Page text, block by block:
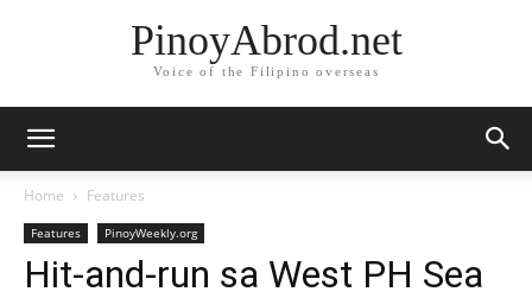
PinoyAbrod.net
Voice of the Filipino overseas
Home Features
Features PinoyWeekly.org
Hit-and-run sa West PH Sea